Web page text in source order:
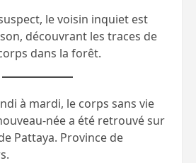
le voisin inquiet est
découvrant les traces de
dans la forêt.
à mardi, le corps sans vie
née a été retrouvé sur
Pattaya. Province de